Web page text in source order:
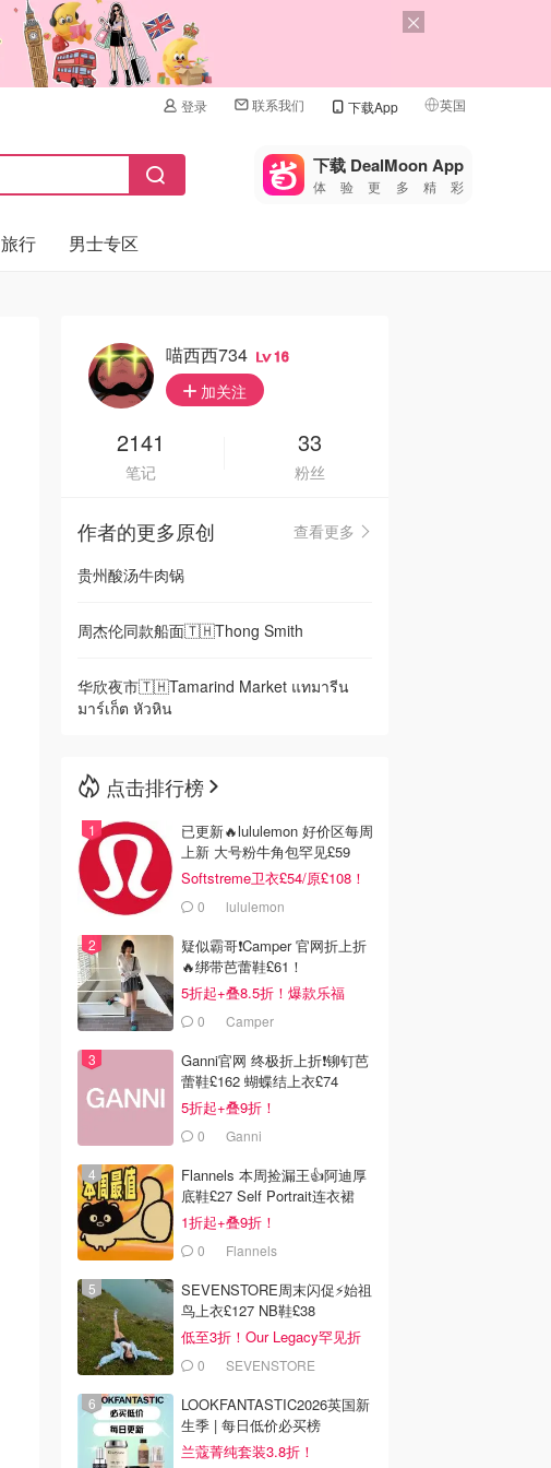
登录 联系我们 下载App 英国
🇺🇸
🇨🇳 中国
🇦🇺
🇳🇿新西兰
下载 DealMoon App
体验更多精彩
旅行 男士专区
喵西西734 16
加关注
2141
笔记
33
粉丝
作者的更多原创
查看更多
贵州酸汤牛肉锅
周杰伦同款船面🇹🇭Thong Smith
华欣夜市🇹🇭Tamarind Market แทมารีน
มาร์เก็ต หัวหิน
点击排行榜
已更新🔥lululemon 好价区每周
上新 大号粉牛角包罕见£59
Softstreme卫衣£54/原£108！
0 lululemon
疑似霸哥❗️Camper 官网折上折
🔥绑带芭蕾鞋£61！
5折起+叠8.5折！爆款乐福
£68！
0 Camper
Ganni官网 终极折上折❗️铆钉芭
蕾鞋£162 蝴蝶结上衣£74
5折起+叠9折！
0 Ganni
Flannels 本周捡漏王👍阿迪厚
底鞋£27 Self Portrait连衣裙
£63
1折起+叠9折！
0 Flannels
SEVENSTORE周末闪促⚡️始祖
鸟上衣£127 NB鞋£38
低至3折！Our Legacy罕见折
0 SEVENSTORE
LOOKFANTASTIC2026英国新
生季 | 每日低价必买榜
兰蔻菁纯套装3.8折！